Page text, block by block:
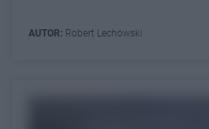
AUTOR: Robert Lechowski